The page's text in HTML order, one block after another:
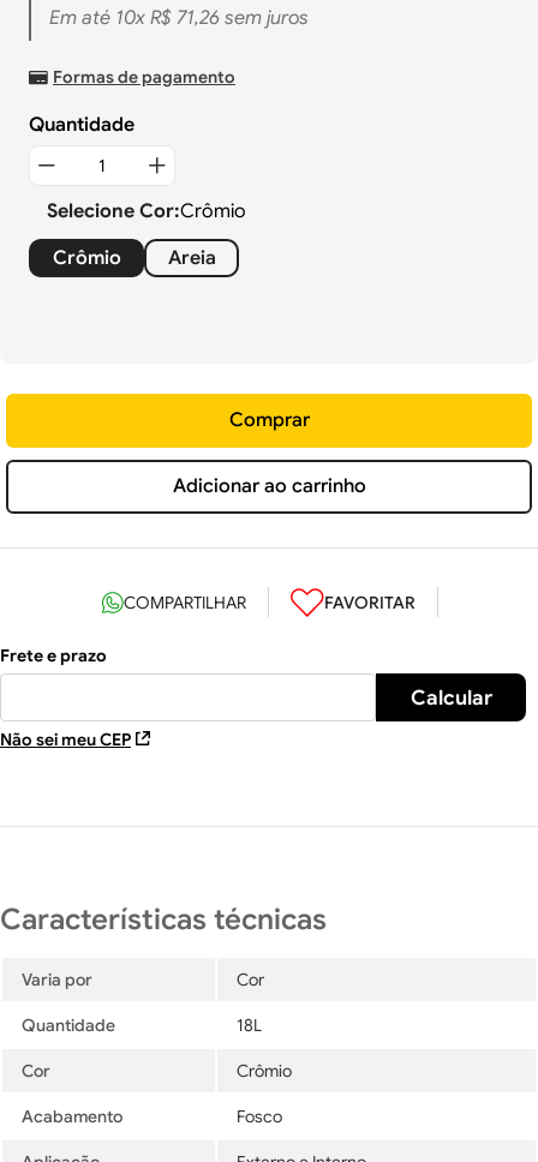
Em até 10x R$ 71,26 sem juros
Formas de pagamento
Quantidade
Selecione Cor:Crômio
Crômio
Areia
Adicionar ao carrinho
Comprar
Não sei meu CEP
Varia por Cor
Quantidade 18L
Cor Crômio
Acabamento Fosco